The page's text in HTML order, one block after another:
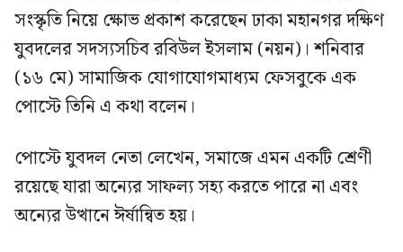
সংস্কৃতি নিয়ে ক্ষোভ প্রকাশ করেছেন ঢাকা মহানগর দক্ষিণ
যুবদলের সদস্যসচিব রবিউল ইসলাম (নয়ন)। শনিবার
(১৬ মে) সামাজিক যোগাযোগমাধ্যম ফেসবুকে এক
পোস্টে তিনি এ কথা বলেন।
পোস্টে যুবদল নেতা লেখেন, সমাজে এমন একটি শ্রেণী
রয়েছে যারা অন্যের সাফল্য সহ্য করতে পারে না এবং
অন্যের উত্থানে ঈর্ষান্বিত হয়।